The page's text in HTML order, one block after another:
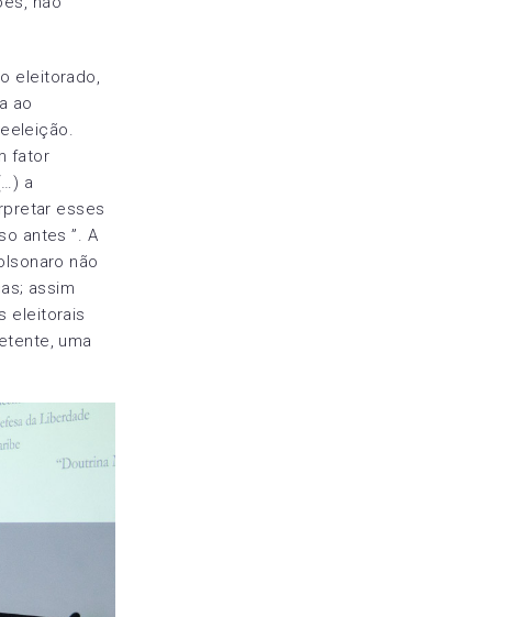
eleitorado,
ao
fator
a
esses
antes ”. A
não
assim
eleitorais
uma